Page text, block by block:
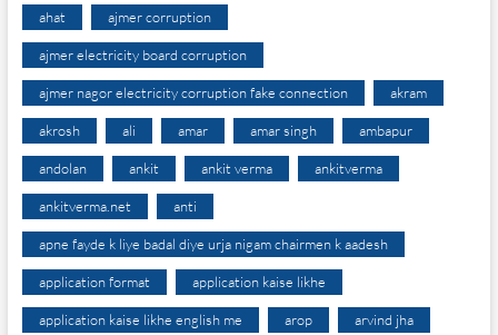
ahat ajmer corruption
ajmer electricity board corruption
ajmer nagor electricity corruption fake connection akram
akrosh ali amar amar singh ambapur
andolan ankit ankit verma ankitverma
ankitverma.net anti
apne fayde k liye badal diye urja nigam chairmen k aadesh
application format application kaise likhe
application kaise likhe english me arop arvind jha